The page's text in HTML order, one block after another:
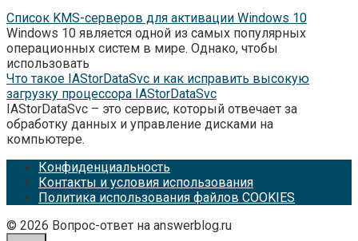
Список KMS-серверов для активации Windows 10
Windows 10 является одной из самых популярных
операционных систем в мире. Однако, чтобы
использовать
Что такое IAStorDataSvc и как исправить высокую
загрузку процессора IAStorDataSvc
IAStorDataSvc – это сервис, который отвечает за
обработку данных и управление дисками на
компьютере.
Конфиденциальность
Контакты и условия использования
Политика использования файлов COOKIES
© 2026 Вопрос-ответ на answerblog.ru